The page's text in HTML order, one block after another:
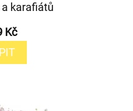
karafiátů
Kč